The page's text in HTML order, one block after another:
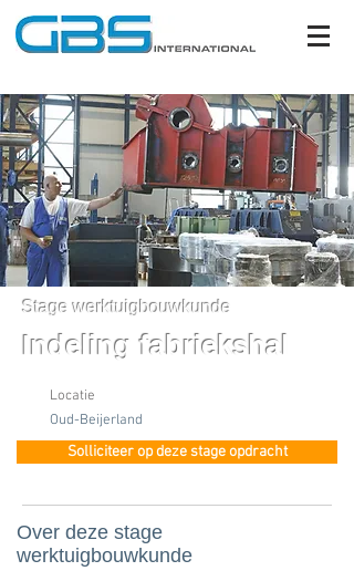
Stage werktuigbouwkunde
Indeling fabriekshal
Locatie
Oud-Beijerland
Solliciteer op deze stage opdracht
Over deze stage
werktuigbouwkunde